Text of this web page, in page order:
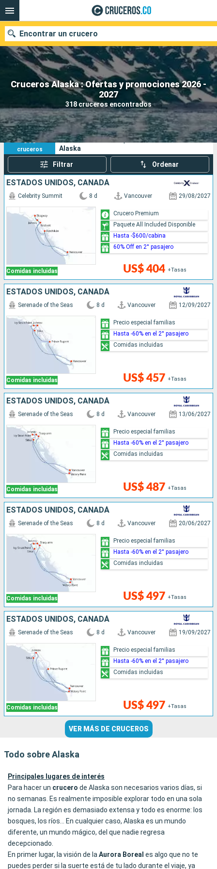
Cruceros Alaska : Ofertas y promociones 2026 -
2027
318 cruceros encontrados
Encontrar un crucero
Buscar
318
cruceros
Sus criterios de búsqueda:
Alaska
Filtrar Ordenar
ESTADOS UNIDOS, CANADÁ
Comidas incluidas
Celebrity Summit 8 d Vancouver 29/08/2027
US$ 404 +Tasas
Crucero Premium
Paquete All Included Disponible
Hasta -$600/cabina
60% Off en 2° pasajero
ESTADOS UNIDOS, CANADÁ
Comidas incluidas
Serenade of the Seas 8 d Vancouver 12/09/2027
US$ 457 +Tasas
Precio especial familias
Hasta -60% en el 2° pasajero
Comidas incluidas
ESTADOS UNIDOS, CANADÁ
Comidas incluidas
Serenade of the Seas 8 d Vancouver 13/06/2027
US$ 487 +Tasas
Precio especial familias
Hasta -60% en el 2° pasajero
Comidas incluidas
ESTADOS UNIDOS, CANADÁ
Comidas incluidas
Serenade of the Seas 8 d Vancouver 20/06/2027
US$ 497 +Tasas
Precio especial familias
Hasta -60% en el 2° pasajero
Comidas incluidas
ESTADOS UNIDOS, CANADÁ
Comidas incluidas
Serenade of the Seas 8 d Vancouver 19/09/2027
US$ 497 +Tasas
Precio especial familias
Hasta -60% en el 2° pasajero
Comidas incluidas
VER MÁS DE CRUCEROS
Todo sobre Alaska
Principales lugares de interés
Para hacer un crucero de Alaska son necesarios varios días, si
no semanas. Es realmente imposible explorar todo en una sola
jornada. La región es demasiado extensa y todo es enorme: los
bosques, los ríos… En cualquier caso, Alaska es un mundo
diferente, un mundo mágico, del que nadie regresa
decepcionado.
En primer lugar, la visión de laAurora Boreal es algo que no te
puedes perder si la suerte está de tu lado durante el viaje, ya